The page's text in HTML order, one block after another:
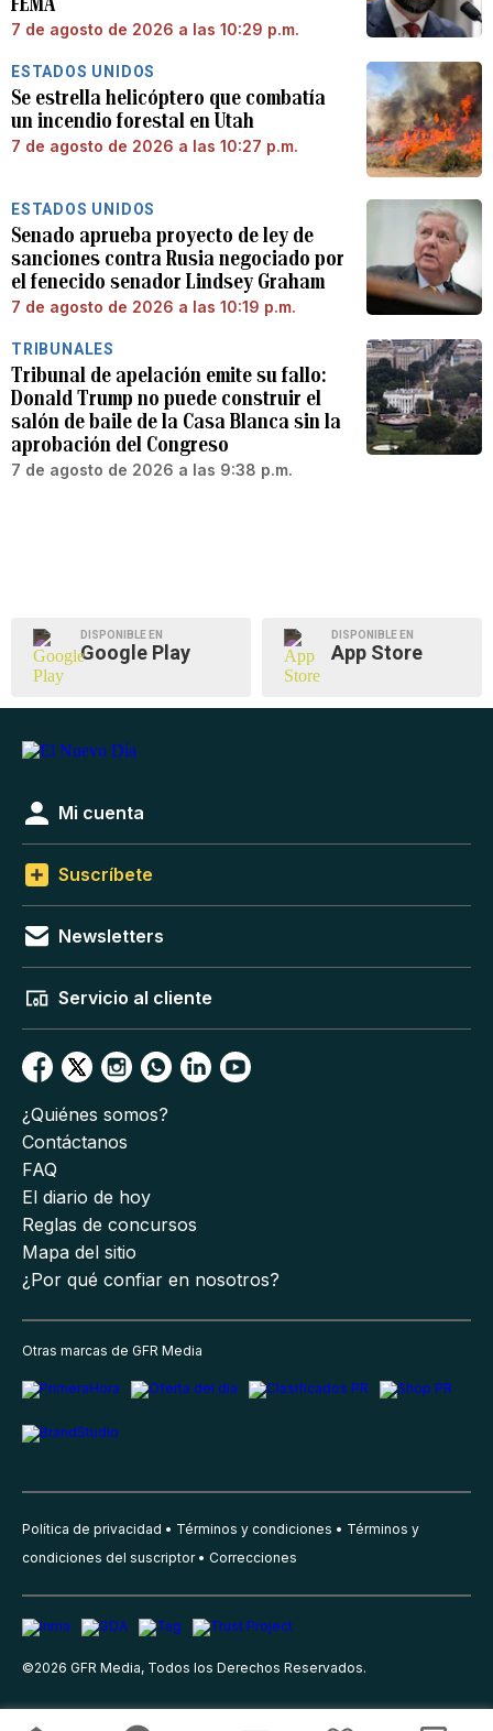
7 de agosto de 2026 a las 10:29 p.m.
ESTADOS UNIDOS
Se estrella helicóptero que combatía
un incendio forestal en Utah
7 de agosto de 2026 a las 10:27 p.m.
ESTADOS UNIDOS
Senado aprueba proyecto de ley de
sanciones contra Rusia negociado por
el fenecido senador Lindsey Graham
7 de agosto de 2026 a las 10:19 p.m.
TRIBUNALES
Tribunal de apelación emite su fallo:
Donald Trump no puede construir el
salón de baile de la Casa Blanca sin la
aprobación del Congreso
7 de agosto de 2026 a las 9:38 p.m.
DISPONIBLE EN
Google Play
DISPONIBLE EN
App Store
Mi cuenta
Suscríbete
Newsletters
Servicio al cliente
¿Quiénes somos?
Contáctanos
FAQ
El diario de hoy
Reglas de concursos
Mapa del sitio
¿Por qué confiar en nosotros?
Otras marcas de GFR Media
Política de privacidad Términos y condiciones
Términos y
condiciones del suscriptor
Correcciones
©2026 GFR Media, Todos los Derechos Reservados.